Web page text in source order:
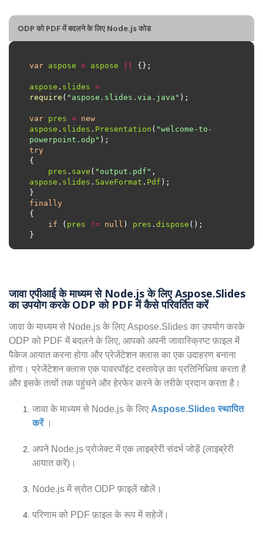
ODP को PDF में बदलने के लिए Node.js कोड
var aspose = aspose
aspose . slides =
require ( "aspose.slides.via.java"
var pres = new
aspose . slides . Presentation ( "welcome-to-
powerpoint.odp"
try
pres . save ( "output.pdf"
aspose . slides . SaveFormat . Pdf
finally
if ( pres != null ) pres . dispose
जावा एपीआई के माध्यम से Node.js के लिए Aspose.Slides
का उपयोग करके ODP को PDF में कैसे परिवर्तित करें
जावा के माध्यम से Node.js के लिए Aspose.Slides का उपयोग करके
ODP को PDF में बदलने के लिए, आपको अपनी जावास्क्रिप्ट फ़ाइल में
पैकेज आयात करना होगा और प्रेजेंटेशन क्लास का एक उदाहरण बनाना
होगा। प्रेजेंटेशन क्लास एक पावरपॉइंट दस्तावेज़ का प्रतिनिधित्व करता है
और इसके तत्वों तक पहुंचने और हेरफेर करने के तरीके प्रदान करता है।
जावा के माध्यम से Node.js के लिए Aspose.Slides स्थापित
करें।
अपने Node.js प्रोजेक्ट में एक लाइब्रेरी संदर्भ जोड़ें (लाइब्रेरी
आयात करें)।
Node.js में स्रोत ODP फ़ाइलें खोलें।
परिणाम को PDF फ़ाइल के रूप में सहेजें।